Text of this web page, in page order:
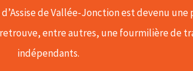
de Vallée-Jonction est devenu une
entre autres, une fourmilière de
indépendants.